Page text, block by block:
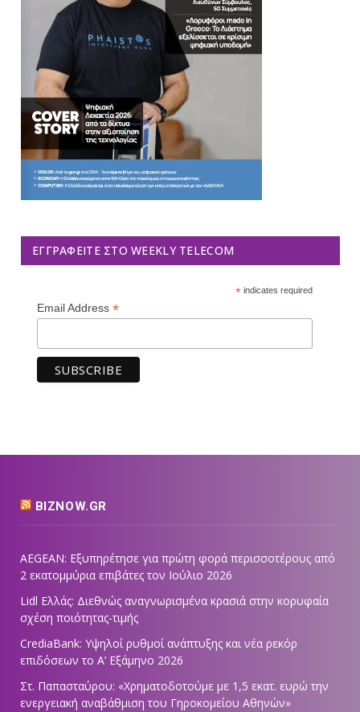
ΕΓΓΡΑΦΕΊΤΕ ΣΤΟ WEEKLY TELECOM
*indicates required
Email Address *
BIZNOW.GR
AEGEAN: Εξυπηρέτησε για πρώτη φορά περισσοτέρους από
2 εκατομμύρια επιβάτες τον Ιούλιο 2026
Lidl Ελλάς: Διεθνώς αναγνωρισμένα κρασιά στην κορυφαία
σχέση ποιότητας-τιμής
CrediaBank: Υψηλοί ρυθμοί ανάπτυξης και νέα ρεκόρ
επιδόσεων το Α’ Εξάμηνο 2026
Στ. Παπασταύρου: «Χρηματοδοτούμε με 1,5 εκατ. ευρώ την
ενεργειακή αναβάθμιση του Γηροκομείου Αθηνών»